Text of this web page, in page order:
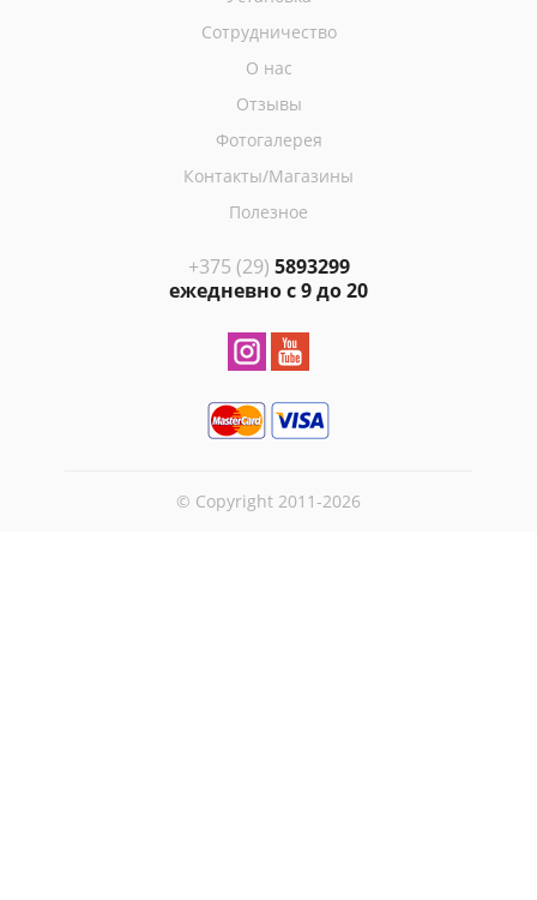
Сотрудничество
О нас
Отзывы
Фотогалерея
Контакты/Магазины
Полезное
+375 (29) 5893299
ежедневно с 9 до 20
© Copyright 2011-2026